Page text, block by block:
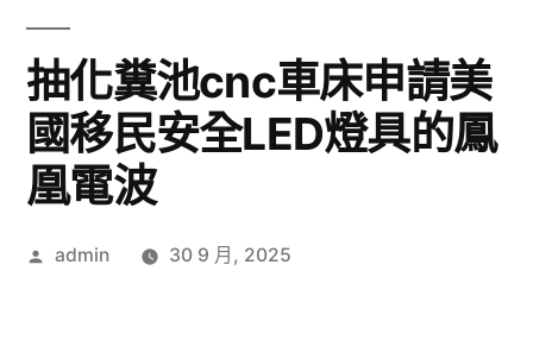
抽化糞池cnc車床申請美
國移民安全LED燈具的鳳
凰電波
作
admin 30 9 月, 2025